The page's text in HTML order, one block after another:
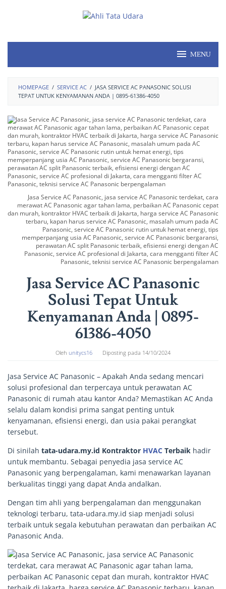
MENU
HOMEPAGE / SERVICE AC / JASA SERVICE AC PANASONIC SOLUSI
TEPAT UNTUK KENYAMANAN ANDA | 0895-61386-4050
Jasa Service AC Panasonic, jasa service AC Panasonic terdekat, cara
merawat AC Panasonic agar tahan lama, perbaikan AC Panasonic cepat
dan murah, kontraktor HVAC terbaik di Jakarta, harga service AC Panasonic
terbaru, kapan harus service AC Panasonic, masalah umum pada AC
Panasonic, service AC Panasonic rutin untuk hemat energi, tips
memperpanjang usia AC Panasonic, service AC Panasonic bergaransi,
perawatan AC split Panasonic terbaik, efisiensi energi dengan AC
Panasonic, service AC profesional di Jakarta, cara mengganti filter AC
Panasonic, teknisi service AC Panasonic berpengalaman
Jasa Service AC Panasonic
Solusi Tepat Untuk
Kenyamanan Anda | 0895-
61386-4050
Oleh unitycs16 Diposting pada 14/10/2024
Jasa Service AC Panasonic – Apakah Anda sedang mencari
solusi profesional dan terpercaya untuk perawatan AC
Panasonic di rumah atau kantor Anda? Memastikan AC Anda
selalu dalam kondisi prima sangat penting untuk
kenyamanan, efisiensi energi, dan usia pakai perangkat
tersebut.
Di sinilah tata-udara.my.id Kontraktor HVAC Terbaik hadir
untuk membantu. Sebagai penyedia jasa service AC
Panasonic yang berpengalaman, kami menawarkan layanan
berkualitas tinggi yang dapat Anda andalkan.
Dengan tim ahli yang berpengalaman dan menggunakan
teknologi terbaru, tata-udara.my.id siap menjadi solusi
terbaik untuk segala kebutuhan perawatan dan perbaikan AC
Panasonic Anda.